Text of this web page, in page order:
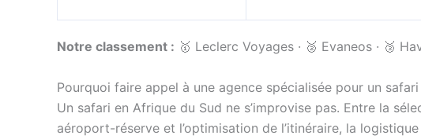
Notre classement : 🥇 Leclerc Voyages · 🥈 Evaneos · 🥉
Pourquoi faire appel à une agence spécialisée pour un
Un safari en Afrique du Sud ne s’improvise pas. Entre la
aéroport-réserve et l’optimisation de l’itinéraire, la